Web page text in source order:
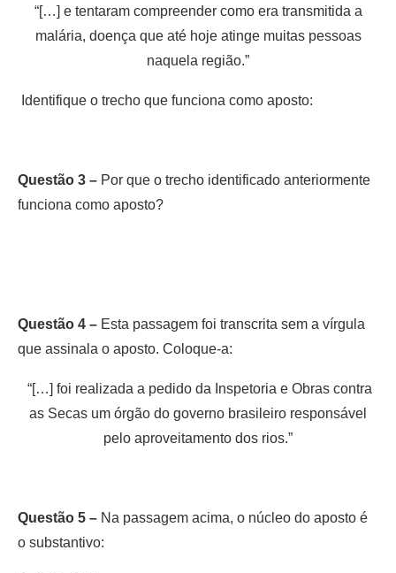
“[…] e tentaram compreender como era transmitida a
malária, doença que até hoje atinge muitas pessoas
naquela região.”
Identifique o trecho que funciona como aposto:
Questão 3 – Por que o trecho identificado anteriormente
funciona como aposto?
Questão 4 – Esta passagem foi transcrita sem a vírgula
que assinala o aposto. Coloque-a:
“[…] foi realizada a pedido da Inspetoria e Obras contra
as Secas um órgão do governo brasileiro responsável
pelo aproveitamento dos rios.”
Questão 5 – Na passagem acima, o núcleo do aposto é
o substantivo: